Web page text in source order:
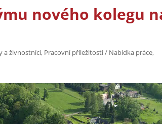
nového kolegu
a živnostníci, Pracovní příležitosti / Nabídka práce,